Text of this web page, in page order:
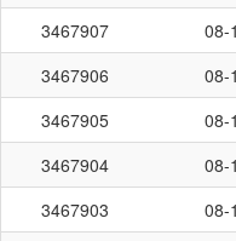
3467907
08-
3467906
08-
3467905
08-
3467904
08-
3467903
08-